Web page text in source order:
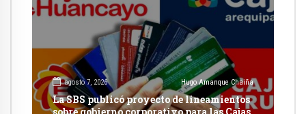
agosto 7, 2026 Hugo Amanque Chaiña
La SBS publicó proyecto de lineamientos